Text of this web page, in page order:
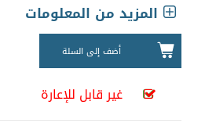
المزيد من المعلومات
أضف إلى السلة
غير قابل للإعارة